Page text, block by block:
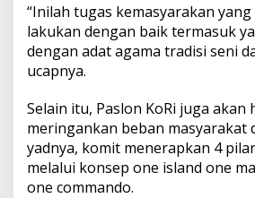
“Inilah tugas kemasyarakan
lakukan dengan baik termasuk
dengan adat agama tradisi seni
ucapnya.
Selain itu, Paslon KoRi juga akan
meringankan beban masyarakat
yadnya, komit menerapkan 4
melalui konsep one island one
one commando.